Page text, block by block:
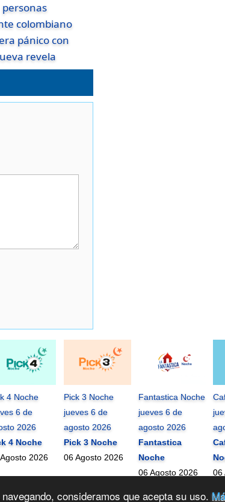
consideramos que acepta su uso.
colombiano
pánico con
revela
4 Noche
6 de
2026
4 Noche
2026
Pick 3 Noche
jueves 6 de
agosto 2026
Pick 3 Noche
06 Agosto 2026
Fantastica Noche
jueves 6 de
agosto 2026
Fantastica
Noche
06 Agosto 2026
06
2026 ©